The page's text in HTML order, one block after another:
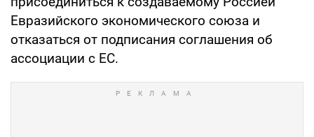
Евразийского экономического союза и
отказаться от подписания соглашения об
ассоциации с ЕС.